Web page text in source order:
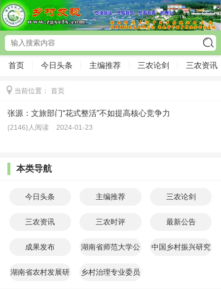
首页 今日头条 主编推荐 三农论剑 三农资讯
当前位置： 首页
张源：文旅部门“花式整活”不如提高核心竞争力
(2146)人阅读 2024-01-23
本类导航
今日头条 主编推荐 三农论剑
三农资讯 三农时评 最新公告
成果发布 湖南省师范大学公 中国乡村振兴研究
湖南省农村发展研
乡村治理专业委员